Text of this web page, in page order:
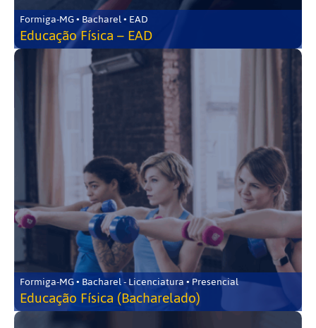
Formiga-MG • Bacharel • EAD
Educação Física – EAD
Formiga-MG • Bacharel - Licenciatura • Presencial
Educação Física (Bacharelado)